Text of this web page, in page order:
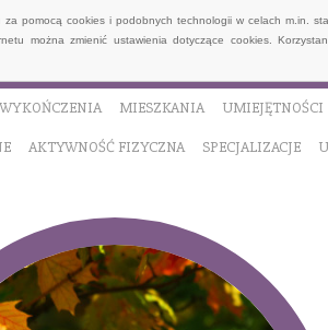
pomocą cookies i podobnych technologii w celach m.in.
można zmienić ustawienia dotyczące cookies.
WYKOŃCZENIA MIESZKANIA UMIEJĘTNOŚCI
AKTYWNOŚĆ FIZYCZNA SPECJALIZACJE